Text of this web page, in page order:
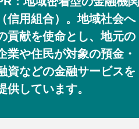
（信用組合）。地域社会へ
貢献を使命とし、地元の
業や住民が対象の預金・
資などの金融サービスを
供しています。